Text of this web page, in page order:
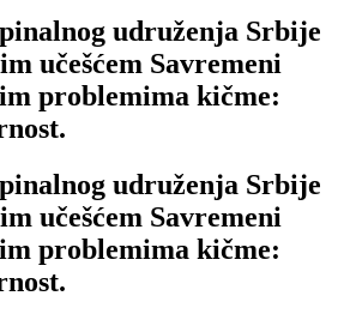
udruženja Srbije
učešćem Savremeni
problemima kičme:
udruženja Srbije
učešćem Savremeni
problemima kičme: